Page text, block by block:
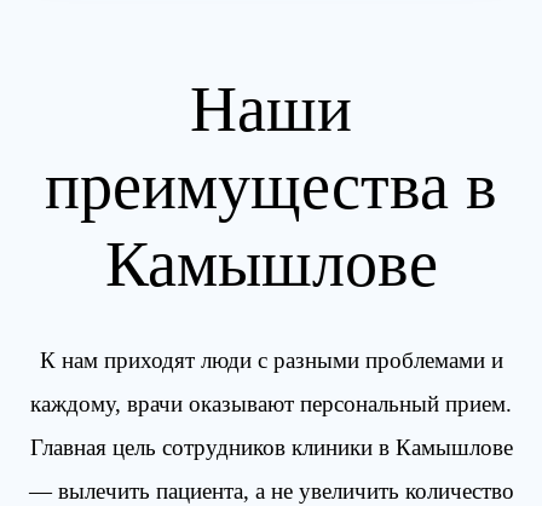
Наши
преимущества в
Камышлове
К нам приходят люди с разными проблемами и
каждому, врачи оказывают персональный прием.
Главная цель сотрудников клиники в Камышлове
— вылечить пациента, а не увеличить количество